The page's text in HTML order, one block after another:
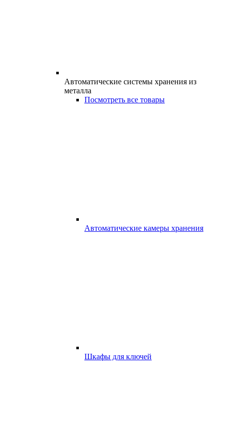
Автоматические системы хранения из
металла
Посмотреть все товары
Автоматические камеры хранения
Шкафы для ключей